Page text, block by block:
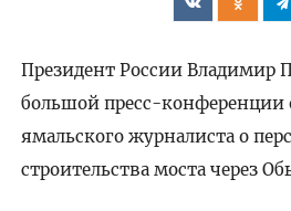
Президент России Владимир
большой пресс-конференции
ямальского журналиста о
строительства моста через